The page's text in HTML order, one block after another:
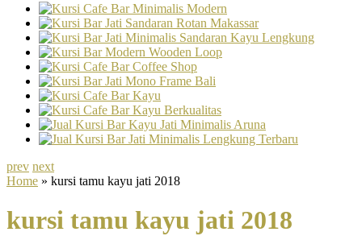
prev next
Home » kursi tamu kayu jati 2018
kursi tamu kayu jati 2018